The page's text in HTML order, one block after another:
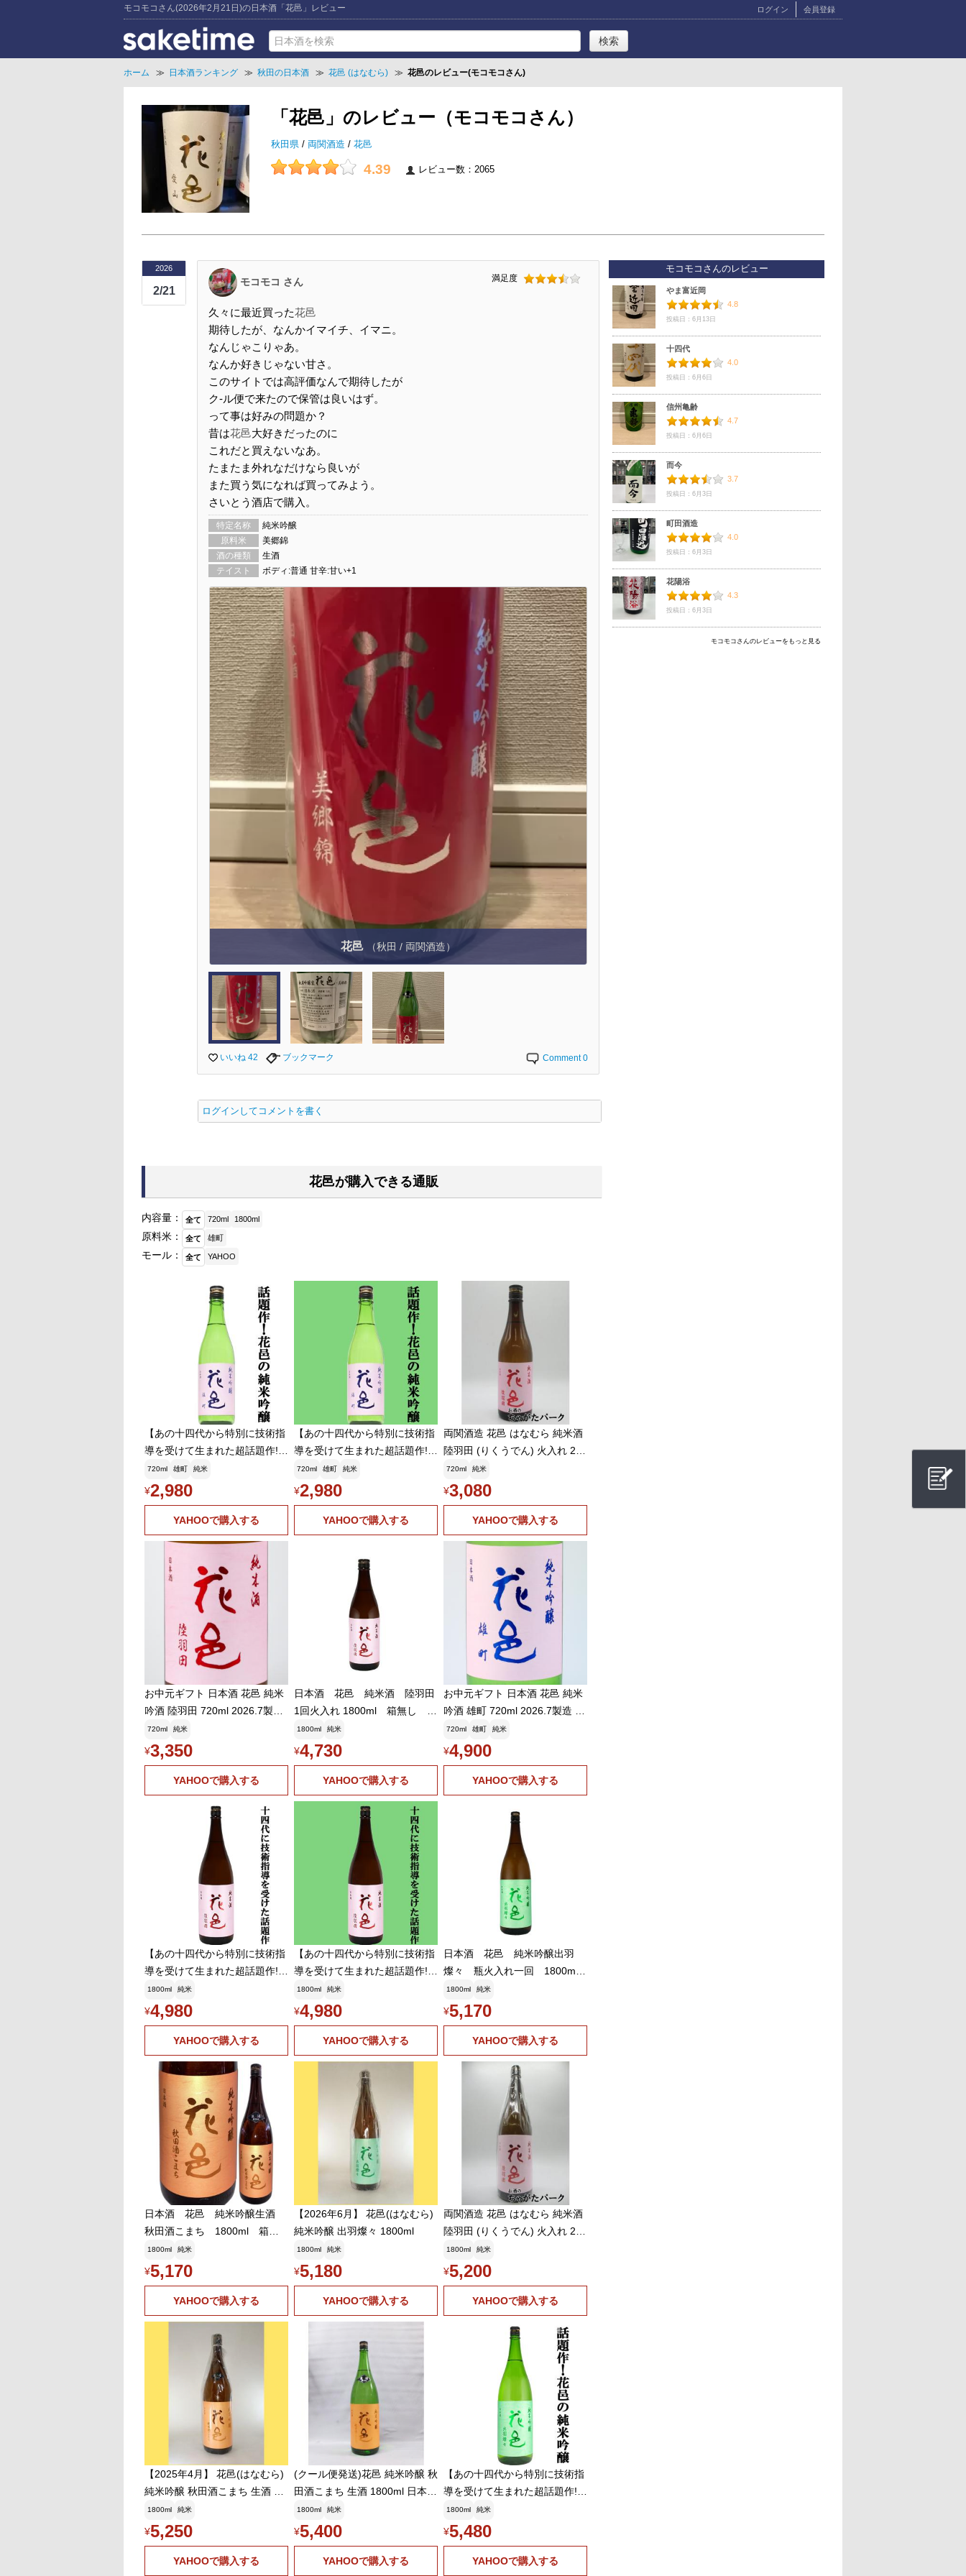
モコモコさん(2026年2月21日)の日本酒「花邑」レビュー ログイン 会員登録
ホーム ≫ 日本酒ランキング ≫ 秋田の日本酒 ≫ 花邑 (はなむら) ≫ 花邑のレビュー(モコモコさん)
「花邑」のレビュー（モコモコさん）
秋田県 / 両関酒造 / 花邑
4.39 レビュー数：2065
2026
2/21
モコモコ さん 満足度
久々に最近買った花邑
期待したが、なんかイマイチ、イマニ。
なんじゃこりゃあ。
なんか好きじゃない甘さ。
このサイトでは高評価なんで期待したが
ク-ル便で来たので保管は良いはず。
って事は好みの問題か？
昔は花邑大好きだったのに
これだと買えないなあ。
たまたま外れなだけなら良いが
また買う気になれば買ってみよう。
さいとう酒店で購入。
特定名称
純米吟醸
原料米
美郷錦
酒の種類
生酒
テイスト
ボディ:普通 甘辛:甘い+1
花邑 （秋田 / 両関酒造）
いいね 42 ブックマーク Comment 0
ログインしてコメントを書く
モコモコさんのレビュー
やま富近岡
4.8
投稿日：6月13日
十四代
4.0
投稿日：6月6日
信州亀齢
4.7
投稿日：6月6日
而今
3.7
投稿日：6月3日
町田酒造
4.0
投稿日：6月3日
花陽浴
4.3
投稿日：6月3日
モコモコさんのレビューをもっと見る
花邑が購入できる通販
内容量： 全て 720ml 1800ml
原料米： 全て 雄町
モール： 全て YAHOO
【あの十四代から特別に技術指
導を受けて生まれた超話題作!】
花邑(はなむら) 純米吟醸 雄
町(おまち) 精米歩合50% 火
入れ一回 720ml(クール便推
720ml 雄町 純米
¥2,980
YAHOOで購入する
【あの十四代から特別に技術指
導を受けて生まれた超話題作!】
花邑(はなむら) 純米吟醸 雄
町(おまち) 精米歩合50% 火
入れ一回 720ml(クール便推
720ml 雄町 純米
¥2,980
YAHOOで購入する
両関酒造 花邑 はなむら 純米酒
陸羽田 (りくうでん) 火入れ 26
年7月製造 720ml ■要冷蔵
720ml 純米
¥3,080
YAHOOで購入する
お中元ギフト 日本酒 花邑 純米
吟酒 陸羽田 720ml 2026.7製造
両関酒蔵
720ml 純米
¥3,350
YAHOOで購入する
日本酒 花邑 純米酒 陸羽田
1回火入れ 1800ml 箱無し 東
北 秋田県
1800ml 純米
¥4,730
YAHOOで購入する
お中元ギフト 日本酒 花邑 純米
吟酒 雄町 720ml 2026.7製造 両
関酒蔵
720ml 雄町 純米
¥4,900
YAHOOで購入する
【あの十四代から特別に技術指
導を受けて生まれた超話題作!】
花邑(はなむら) 純米酒 陸羽
田(りくうでん) 瓶火入れ一
回 1800ml(クール便推奨)(k)
1800ml 純米
¥4,980
YAHOOで購入する
【あの十四代から特別に技術指
導を受けて生まれた超話題作!】
花邑(はなむら) 純米酒 陸羽
田(りくうでん) 瓶火入れ一
回 1800ml(クール便推奨)(k)
1800ml 純米
¥4,980
YAHOOで購入する
日本酒 花邑 純米吟醸出羽
燦々 瓶火入れ一回 1800ml
東北 秋田県
1800ml 純米
¥5,170
YAHOOで購入する
日本酒 花邑 純米吟醸生酒
秋田酒こまち 1800ml 箱無
し 東北 秋田県
1800ml 純米
¥5,170
YAHOOで購入する
【2026年6月】 花邑(はなむら)
純米吟醸 出羽燦々 1800ml
1800ml 純米
¥5,180
YAHOOで購入する
両関酒造 花邑 はなむら 純米酒
陸羽田 (りくうでん) 火入れ 26
年6月製造 1800ml ■要冷蔵
1800ml 純米
¥5,200
YAHOOで購入する
【2025年4月】 花邑(はなむら)
純米吟醸 秋田酒こまち 生酒 18
00ml
1800ml 純米
¥5,250
YAHOOで購入する
(クール便発送)花邑 純米吟醸 秋
田酒こまち 生酒 1800ml 日本酒
(2026年4月)
1800ml 純米
¥5,400
YAHOOで購入する
【あの十四代から特別に技術指
導を受けて生まれた超話題作!】
花邑(はなむら) 純米吟醸 出
羽燦々(でわさんさん) 火入
れ 1800ml(クール便推奨)(k)
1800ml 純米
¥5,480
YAHOOで購入する